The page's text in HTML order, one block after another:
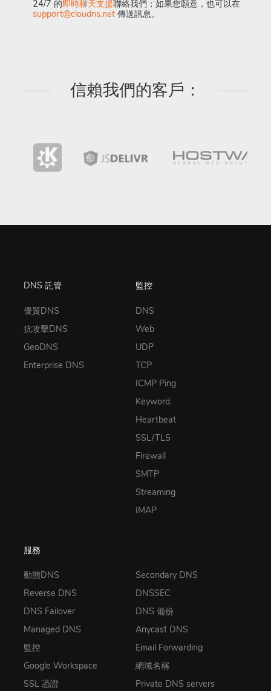
24/7 的即時聊天支援聯絡我們；如果您願意，也可以在
support@cloudns.net 傳送訊息。
信賴我們的客戶：
DNS 託管
優質DNS
抗攻擊DNS
GeoDNS
Enterprise DNS
監控
DNS
Web
UDP
TCP
ICMP Ping
Keyword
Heartbeat
SSL/TLS
Firewall
SMTP
Streaming
IMAP
服務
動態DNS
Reverse DNS
DNS Failover
Managed DNS
監控
Google Workspace
SSL 憑證
Secondary DNS
DNSSEC
DNS 備份
Anycast DNS
Email Forwarding
網域名稱
Private DNS servers